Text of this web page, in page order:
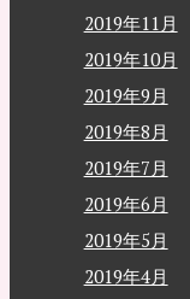
2019年11月
2019年10月
2019年9月
2019年8月
2019年7月
2019年6月
2019年5月
2019年4月